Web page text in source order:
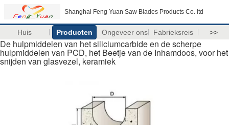
Shanghai Feng Yuan Saw Blades Products Co. ltd
Huis Producten Ongeveer ons Fabrieksreis >>
De hulpmiddelen van het siliciumcarbide en de scherpe
hulpmiddelen van PCD, het Beetje van de Inhamdoos, voor het
snijden van glasvezel, keramiek